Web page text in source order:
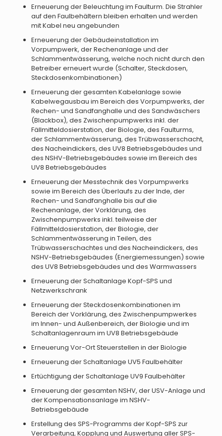
Erneuerung der Beleuchtung im Faulturm. Die Strahler
auf den Faulbehältern bleiben erhalten und werden
mit Kabel neu angebunden
Erneuerung der Gebäudeinstallation im
Vorpumpwerk, der Rechenanlage und der
Schlammentwässerung, welche noch nicht durch den
Betreiber erneuert wurde (Schalter, Steckdosen,
Steckdosenkombinationen)
Erneuerung der gesamten Kabelanlage sowie
Kabelwegausbau im Bereich des Vorpumpwerks, der
Rechen- und Sandfanghalle und des Sandwäschers
(Blackbox), des Zwischenpumpwerks inkl. der
Fällmitteldosierstation, der Biologie, des Faulturms,
der Schlammentwässerung, des Trübwasserschacht,
des Nacheindickers, des UV8 Betriebsgebäudes und
des NSHV-Betriebsgebäudes sowie im Bereich des
UV8 Betriebsgebäudes
Erneuerung der Messtechnik des Vorpumpwerks
sowie im Bereich des Überlaufs zu der Inde, der
Rechen- und Sandfanghalle bis auf die
Rechenanlage, der Vorklärung, des
Zwischenpumpwerks inkl. teilweise der
Fällmitteldosierstation, der Biologie, der
Schlammentwässerung in Teilen, des
Trübwasserschachtes und des Nacheindickers, des
NSHV-Betriebsgebäudes (Energiemessungen) sowie
des UV8 Betriebsgebäudes und des Warmwassers
Erneuerung der Schaltanlage Kopf-SPS und
Netzwerkschrank
Erneuerung der Steckdosenkombinationen im
Bereich der Vorklärung, des Zwischenpumpwerkes
im Innen- und Außenbereich, der Biologie und im
Schaltanlagenraum im UV8 Betriebsgebäude
Erneuerung Vor-Ort Steuerstellen in der Biologie
Erneuerung der Schaltanlage UV5 Faulbehälter
Ertüchtigung der Schaltanlage UV9 Faulbehälter
Erneuerung der gesamten NSHV, der USV-Anlage und
der Kompensationsanlage im NSHV-
Betriebsgebäude
Erstellung des SPS-Programms der Kopf-SPS zur
Verarbeitung, Kopplung und Auswertung aller SPS-